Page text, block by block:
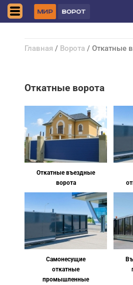
Главная / Ворота / Откатные
Откатные ворота
Откатные въездные
ворота
Самонесущие
откатные
промышленные